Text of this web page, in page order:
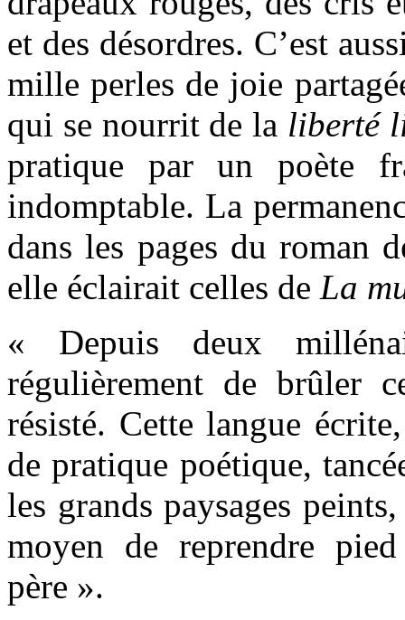
et des désordres. C’est
mille perles de joie
qui se nourrit de la liberté
pratique par un poète
indomptable. La
dans les pages du roman
elle éclairait celles de La
« Depuis deux
régulièrement de brûler
résisté. Cette langue
de pratique poétique,
les grands paysages
moyen de reprendre
père ».